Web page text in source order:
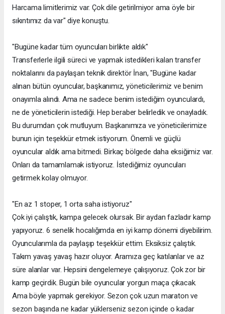
Harcama limitlerimiz var. Çok dile getirilmiyor ama öyle bir
sıkıntımız da var" diye konuştu.
"Bugüne kadar tüm oyuncuları birlikte aldık"
Transferlerle ilgili süreci ve yapmak istedikleri kalan transfer
noktalarını da paylaşan teknik direktör İnan, "Bugüne kadar
alınan bütün oyuncular, başkanımız, yöneticilerimiz ve benim
onayımla alındı. Ama ne sadece benim istediğim oyunculardı,
ne de yöneticilerin istediği. Hep beraber belirledik ve onayladık.
Bu durumdan çok mutluyum. Başkanımıza ve yöneticilerimize
bunun için teşekkür etmek istiyorum. Önemli ve güçlü
oyuncular aldık ama bitmedi. Birkaç bölgede daha eksiğimiz var.
Onları da tamamlamak istiyoruz. İstediğimiz oyuncuları
getirmek kolay olmuyor.
"En az 1 stoper, 1 orta saha istiyoruz"
Çok iyi çalıştık, kampa gelecek olursak. Bir aydan fazladır kamp
yapıyoruz. 6 senelik hocalığımda en iyi kamp dönemi diyebilirim.
Oyuncularımla da paylaşıp teşekkür ettim. Eksiksiz çalıştık.
Takım yavaş yavaş hazır oluyor. Aramıza geç katılanlar ve az
süre alanlar var. Hepsini dengelemeye çalışıyoruz. Çok zor bir
kamp geçirdik. Bugün bile oyuncular yorgun maça çıkacak.
Ama böyle yapmak gerekiyor. Sezon çok uzun maraton ve
sezon başında ne kadar yüklerseniz sezon içinde o kadar